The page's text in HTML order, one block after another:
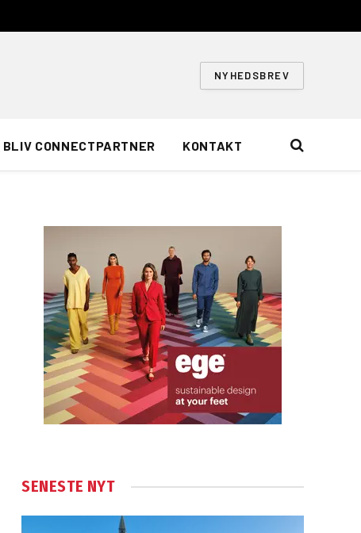
NYHEDSBREV
BLIV CONNECTPARTNER KONTAKT
SENESTE NYT